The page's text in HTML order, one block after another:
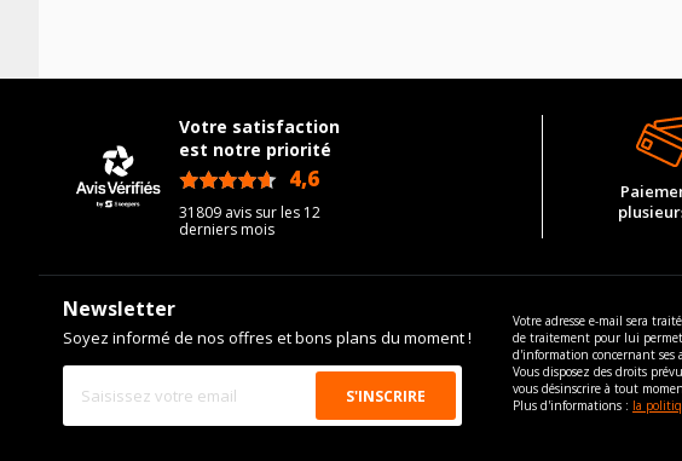
Votre satisfaction
est notre priorité
4,6
31809 avis sur les 12
derniers mois
Newsletter
Soyez informé de nos offres et bons plans du moment !
Votre adresse e-mail sera
de traitement pour lui
d'information concernant ses
Vous disposez des droits
vous désinscrire à tout
Plus d'informations : la